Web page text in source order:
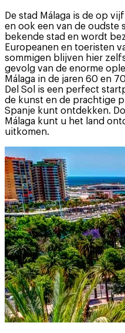
De stad Málaga is de op
en ook een van de oudste
bekende stad en wordt
Europeanen en toeristen
sommigen blijven hier
gevolg van de enorme
Málaga in de jaren 60 en
Del Sol is een perfect
de kunst en de prachtige
Spanje kunt ontdekken.
Málaga kunt u het land
uitkomen.